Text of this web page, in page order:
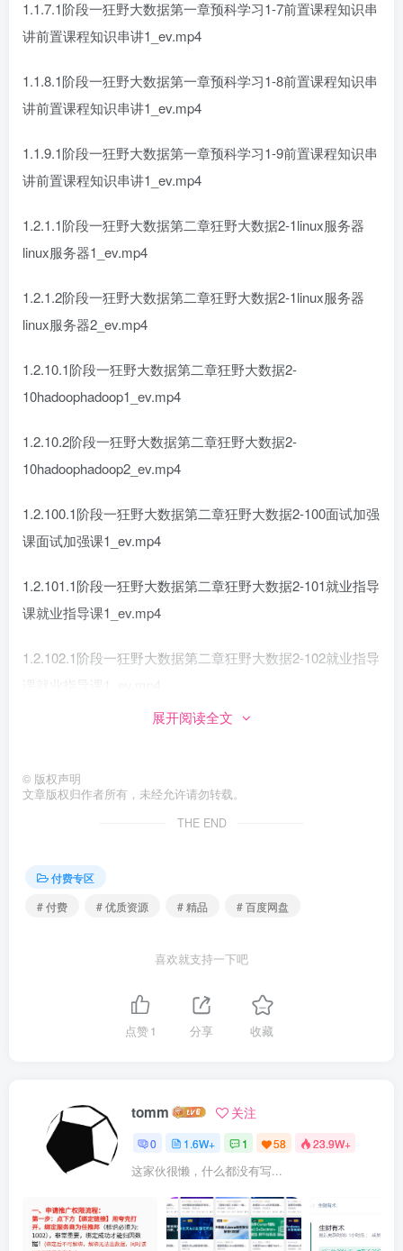
1.1.7.1阶段一狂野大数据第一章预科学习1-7前置课程知识串
讲前置课程知识串讲1_ev.mp4
1.1.8.1阶段一狂野大数据第一章预科学习1-8前置课程知识串
讲前置课程知识串讲1_ev.mp4
1.1.9.1阶段一狂野大数据第一章预科学习1-9前置课程知识串
讲前置课程知识串讲1_ev.mp4
1.2.1.1阶段一狂野大数据第二章狂野大数据2-1linux服务器
linux服务器1_ev.mp4
1.2.1.2阶段一狂野大数据第二章狂野大数据2-1linux服务器
linux服务器2_ev.mp4
1.2.10.1阶段一狂野大数据第二章狂野大数据2-
10hadoophadoop1_ev.mp4
1.2.10.2阶段一狂野大数据第二章狂野大数据2-
10hadoophadoop2_ev.mp4
1.2.100.1阶段一狂野大数据第二章狂野大数据2-100面试加强
课面试加强课1_ev.mp4
1.2.101.1阶段一狂野大数据第二章狂野大数据2-101就业指导
课就业指导课1_ev.mp4
1.2.102.1阶段一狂野大数据第二章狂野大数据2-102就业指导
1.2.103.1阶段一狂野大数据第二章狂野大数据2-103面试加强
1.2.104.1阶段一狂野大数据第二章狂野大数据2-104面试加强
1.2.105.1阶段一狂野大数据第二章狂野大数据2-105面试加强
课面试加强课1_ev.mp4
1.2.107.1阶段一狂野大数据第二章狂野大数据2-107面试加强
108flinkflink1_ev.mp4
1.2.109.1阶段一狂野大数据第二章狂野大数据2-
1.2.11.1阶段一狂野大数据第二章狂野大数据2-
展开阅读全文
© 版权声明
文章版权归作者所有，未经允许请勿转载。
THE END
付费专区
# 付费
# 优质资源 # 精品 # 百度网盘
喜欢就支持一下吧
点赞1 分享 收藏
tomm 关注
0 1.6W+ 1 58 23.9W+
这家伙很懒，什么都没有写...